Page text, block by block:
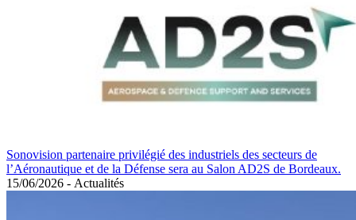
Sonovision partenaire privilégié des industriels des secteurs de
l’Aéronautique et de la Défense sera au Salon AD2S de Bordeaux.
15/06/2026 - Actualités